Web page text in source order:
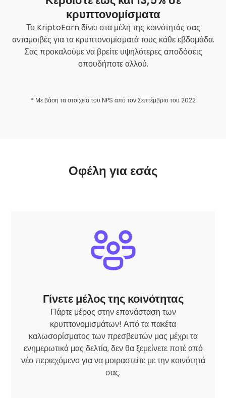
κρυπτονομίσματα
Το KriptoEarn δίνει στα μέλη της κοινότητάς σας
ανταμοιβές για τα κρυπτονομίσματά τους κάθε εβδομάδα.
Σας προκαλούμε να βρείτε υψηλότερες αποδόσεις
οπουδήποτε αλλού.
* Με βάση τα στοιχεία του NPS από τον Σεπτέμβριο του 2022
Οφέλη για εσάς
Γίνετε μέλος της κοινότητας
Πάρτε μέρος στην επανάσταση των
κρυπτονομισμάτων! Από τα πακέτα
καλωσορίσματος των πρεσβευτών μας μέχρι τα
ενημερωτικά μας δελτία, δεν θα ξεμείνετε ποτέ από
νέο περιεχόμενο για να μοιραστείτε με την κοινότητά
σας.